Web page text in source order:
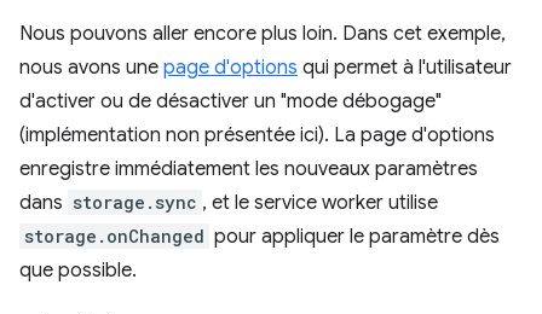
Nous pouvons aller encore plus loin. Dans cet exemple,
nous avons une page d'options qui permet à l'utilisateur
d'activer ou de désactiver un "mode débogage"
(implémentation non présentée ici). La page d'options
enregistre immédiatement les nouveaux paramètres
dans storage.sync , et le service worker utilise
storage.onChanged pour appliquer le paramètre dès
que possible.